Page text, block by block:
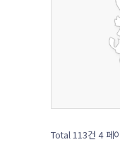
Total 113건 4 페